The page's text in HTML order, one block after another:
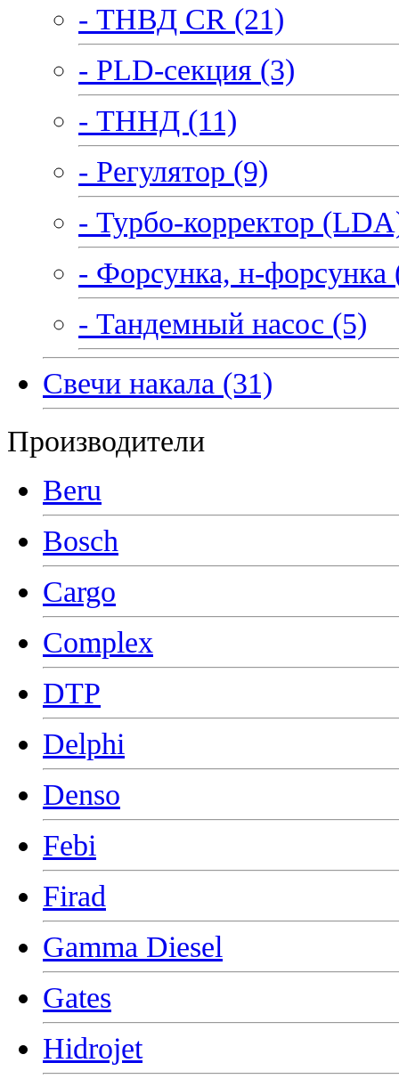
- ТНВД CR (21)
- PLD-секция (3)
- ТННД (11)
- Регулятор (9)
- Турбо-корректор
- Форсунка, н-форсунка
- Тандемный насос (5)
Свечи накала (31)
Производители
Beru
Bosch
Cargo
Complex
DTP
Delphi
Denso
Febi
Firad
Gamma Diesel
Gates
Hidrojet